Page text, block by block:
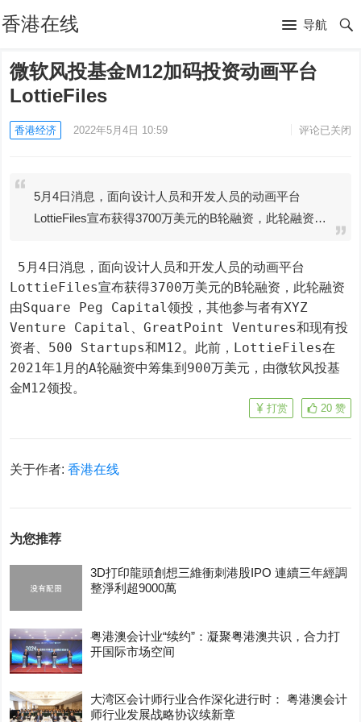
香港在线 导航
微软风投基金M12加码投资动画平台
LottieFiles
香港经济 2022年5月4日 10:59 评论已关闭
5月4日消息，面向设计人员和开发人员的动画平台
LottieFiles宣布获得3700万美元的B轮融资，此轮融资…
LottieFiles宣布获得3700万美元的B轮融资，此轮融资
由Square Peg Capital领投，其他参与者有XYZ
Venture Capital、GreatPoint Ventures和现有投
资者、500 Startups和M12。此前，LottieFiles在
2021年1月的A轮融资中筹集到900万美元，由微软风投基
金M12领投。
20 赞
打赏
关于作者:香港在线
为您推荐
3D打印龍頭創想三維衝刺港股IPO 連續三年經調
整淨利超9000萬
粤港澳会计业“续约”：凝聚粤港澳共识，合力打
开国际市场空间
大湾区会计师行业合作深化进行时： 粤港澳会计
师行业发展战略协议续新章